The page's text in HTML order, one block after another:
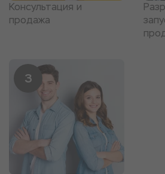
Консультация и
продажа
3